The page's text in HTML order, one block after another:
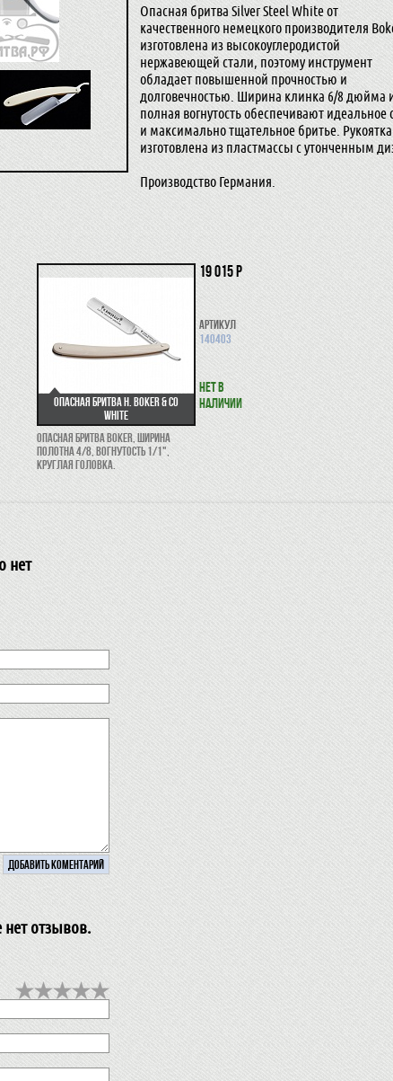
Опасная бритва Silver Steel White от
качественного немецкого производителя
изготовлена из высокоуглеродистой
нержавеющей стали, поэтому инструмент
обладает повышенной прочностью и
долговечностью. Ширина клинка 6/8 дюйма
полная вогнутость обеспечивают
и максимально тщательное бритье.
изготовлена из пластмассы с утонченным
Производство Германия.
Опасная бритва H. Boker & Co
White
Опасная бритва Boker, ширина
полотна 4/8, вогнутость 1/1",
круглая головка.
19 015 р
Артикул
140403
Нет в
наличии
нет
нет отзывов.